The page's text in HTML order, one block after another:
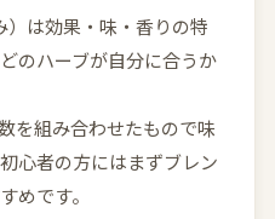
）は効果・味・香りの特
のハーブが自分に合うか
を組み合わせたもので味
心者の方にはまずブレン
めです。